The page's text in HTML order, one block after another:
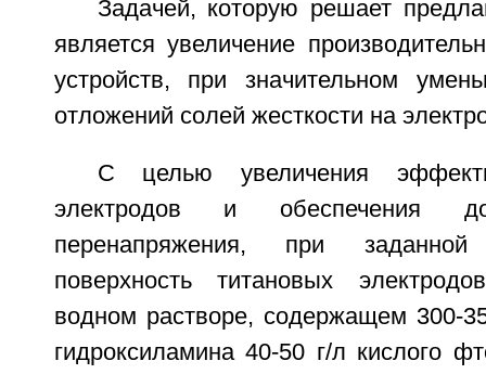
Задачей, которую решает
является увеличение
устройств, при значительном
отложений солей жесткости на
С целью увеличения
электродов и обеспечения
перенапряжения, при
поверхность титановых
водном растворе, содержащем 300-
гидроксиламина 40-50 г/л кислого